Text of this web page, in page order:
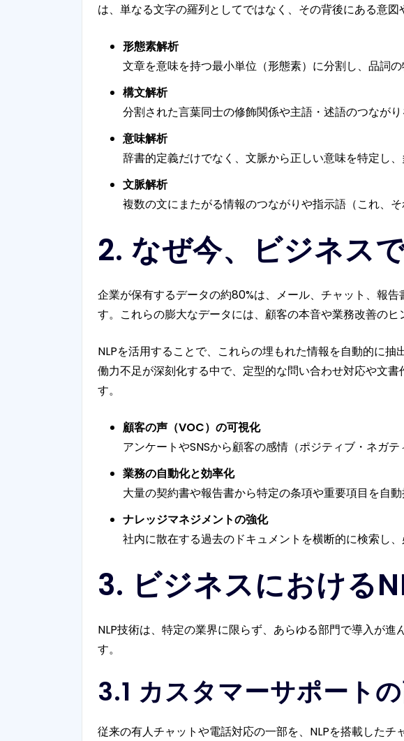
は、単なる文字の羅列としてではなく、その背後にある意
形態素解析
文章を意味を持つ最小単位（形態素）に分割し、品詞
構文解析
分割された言葉同士の修飾関係や主語・述語のつなが
意味解析
辞書的定義だけでなく、文脈から正しい意味を特定し
文脈解析
複数の文にまたがる情報のつながりや指示語（これ、
2. なぜ今、ビジネス
企業が保有するデータの約80%は、メール、チャット、報
す。これらの膨大なデータには、顧客の本音や業務改善の
NLPを活用することで、これらの埋もれた情報を自動的に
働力不足が深刻化する中で、定型的な問い合わせ対応や文
す。
顧客の声（VOC）の可視化
アンケートやSNSから顧客の感情（ポジティブ・ネガ
業務の自動化と効率化
大量の契約書や報告書から特定の条項や重要項目を自
ナレッジマネジメントの強化
社内に散在する過去のドキュメントを横断的に検索し
3. ビジネスにおける
NLP技術は、特定の業界に限らず、あらゆる部門で導入が
す。
3.1 カスタマーサポート
従来の有人チャットや電話対応の一部を、NLPを搭載した